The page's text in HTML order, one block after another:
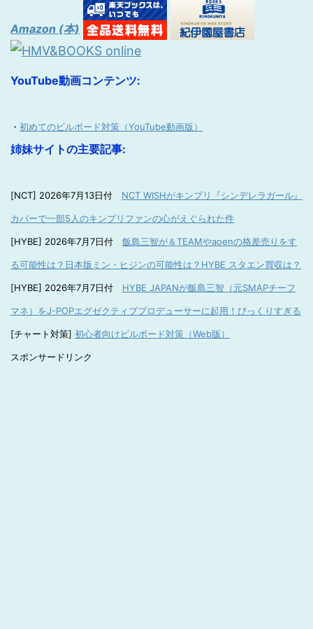
Amazon (本)
YouTube動画コンテンツ:
・ 初めてのビルボード対策（YouTube動画版）
姉妹サイトの主要記事:
[NCT] 2026年7月13日付 NCT WISHがキンプリ『シンデレラガール』
カバーで一部5人のキンプリファンの心がえぐられた件
[HYBE] 2026年7月7日付 飯島三智が＆TEAMやaoenの格差売りをす
る可能性は？日本版ミン・ヒジンの可能性は？HYBE スタエン買収は？
[HYBE] 2026年7月7日付 HYBE JAPANが飯島三智（元SMAPチーフ
マネ）をJ-POPエグゼクティブプロデューサーに起用！びっくりすぎる
[チャート対策] 初心者向けビルボード対策（Web版）
スポンサードリンク